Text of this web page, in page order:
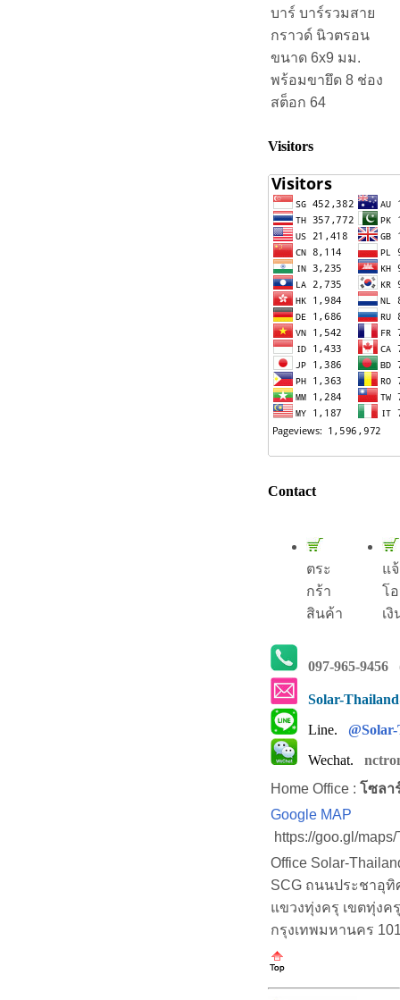
บาร์ บาร์รวมสาย
กราวด์ นิวตรอน
ขนาด 6x9 มม.
พร้อมขายึด 8 ช่อง
สต็อก 64
Visitors
Contact
ตระ
กร้า
สินค้า
แ
โ
เงิ
097-965-9456
Solar-
Line.
Wechat.
Home Office : โซลา
Google MAP
https://goo.gl/
Office Solar-
SCG ถนนประชาอุทิ
แขวงทุ่งครุ เขตทุ่งครุ
กรุงเทพมหานคร